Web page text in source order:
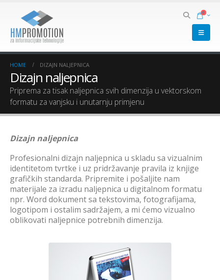
0
HOME DIZAJN NALJEPNICA
Dizajn naljepnica
Priprema za tisak naljepnica svih dimenzija u vektorskom
formatu za vanjsku i unutarnju primjenu
Dizajn naljepnica
Profesionalni dizajn naljepnica u skladu sa vizualnim
identitetom tvrtke i uz pridržavanje pravila iz knjige
grafičkih standarda. Pripremite i pošaljite nam
materijale za izradu naljepnica u digitalnom formatu
npr. Word dokument sa tekstovima, fotografijama,
logotipom i ostalim sadržajem, a mi ćemo vizualno
oblikovati naljepnice potrebnih dimenzija.